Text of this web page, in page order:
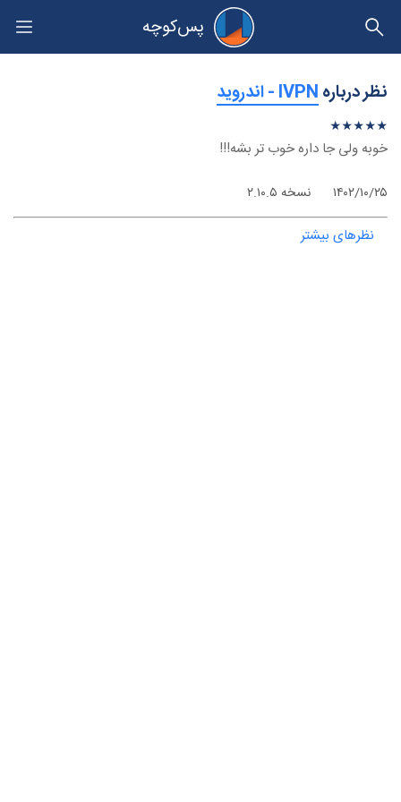
پس‌کوچه
حریم خصوصی
نظر درباره‫IVPN - اندروید
★★★★★
★
★
★
★
★
خوبه ولی جا داره خوب تر بشه!!!
۱۴۰۲/۱۰/۲۵ نسخه ۲.۱۰.۵
نظرهای بیشتر